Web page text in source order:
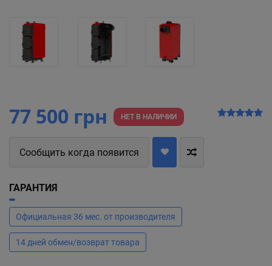
77 500 грн НЕТ В НАЛИЧИИ
Сообщить когда появится
ГАРАНТИЯ
Официальная 36 мес. от производителя
14 дней обмен/возврат товара